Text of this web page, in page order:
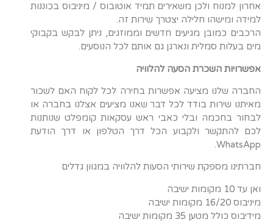
אחרון למנוח ולכן משאירים תמיד אוטובוס / מיניבוס בכוננות
למידה ומישהו חלילה יצטרך שירות זה.
הרכבים כמובן מגיעים חדשים וממוזגים, ניתן לבקש בקבוקי
מים בעלות סמלית ונארגן גם אותם לכל הנוסעים.
אפשרויות השכרת הסעה להלוויה
החברה שלנו מציעה אפשרות בחירה לכל לקוח האם לשכור
מאיתנו שירות בודד לכל דבר שאנו מציעים אצלנו בחברה או
לבחור בחכמה ובלי כאבי ראש עסקאות קומפלט שנותנות
לכם להתקשר ולקבוע הכל דרך הטלפון או דרך הודעת
WhatsApp.
חברתינו מספקת שירותי הסעות להלוויה במגוון גדלים
ואן עד 10 מקומות ישיבה
מיניבוס 16/20 מקומות ישיבה
מידיבוס כולל מטען 35 מקומות ישיבה